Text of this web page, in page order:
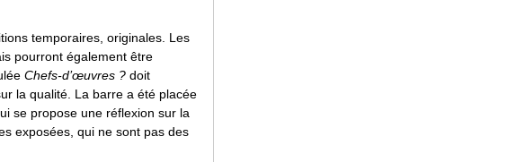
temporaires, originales. Les
pourront également être
Chefs-d’œuvres ? doit
la qualité. La barre a été placée
se propose une réflexion sur la
exposées, qui ne sont pas des